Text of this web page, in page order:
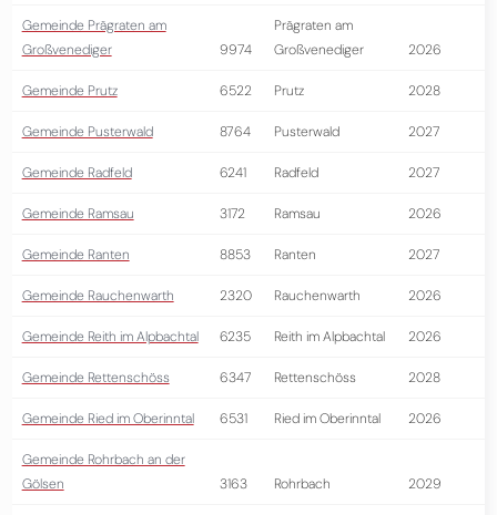
Gemeinde Prägraten am
Großvenediger
9974
Prägraten am
Großvenediger
2026
Gemeinde Prutz 6522 Prutz 2028
Gemeinde Pusterwald 8764 Pusterwald 2027
Gemeinde Radfeld 6241 Radfeld 2027
Gemeinde Ramsau 3172 Ramsau 2026
Gemeinde Ranten 8853 Ranten 2027
Gemeinde Rauchenwarth 2320 Rauchenwarth 2026
Gemeinde Reith im Alpbachtal 6235 Reith im Alpbachtal 2026
Gemeinde Rettenschöss 6347 Rettenschöss 2028
Gemeinde Ried im Oberinntal 6531 Ried im Oberinntal 2026
Gemeinde Rohrbach an der
Gölsen
3163 Rohrbach 2029